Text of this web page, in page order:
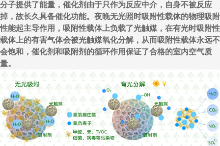
分子提供了能量，催化剂由于只作为反应中介，自身不被反应
掉，故长久具备催化功能。夜晚无光照时吸附性载体的物理吸附
性能起主导作用，吸附性载体上负载了光触媒，在有光时吸附性
载体上的有害气体会被光触媒氧化分解，从而吸附性载体永远不
会饱和，催化剂和吸附剂的循环作用保证了合格的室内空气质
量。